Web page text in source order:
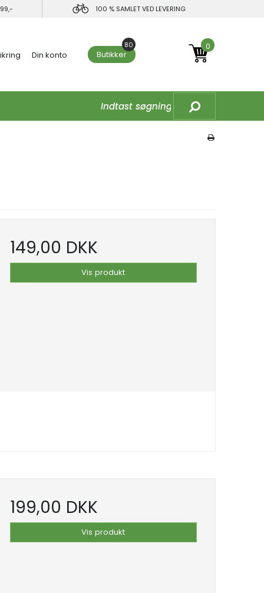
100 % SAMLET VED LEVERING
Din konto Butikker
80 0
149,00 DKK
Vis produkt
199,00 DKK
Vis produkt